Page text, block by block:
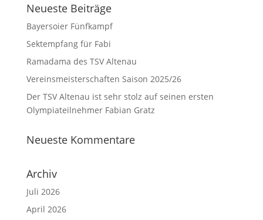
Neueste Beiträge
Bayersoier Fünfkampf
Sektempfang für Fabi
Ramadama des TSV Altenau
Vereinsmeisterschaften Saison 2025/26
Der TSV Altenau ist sehr stolz auf seinen ersten
Olympiateilnehmer Fabian Gratz
Neueste Kommentare
Archiv
Juli 2026
April 2026